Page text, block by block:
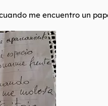
me encuentro un